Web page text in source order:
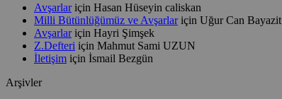
Avşarlariçin Hasan Hüseyin caliskan
Milli Bütünlüğümüz ve Avşarlariçin Uğur Can Bayazit
Avşarlariçin Hayri Şimşek
Z.Defteri için Mahmut Sami UZUN
İletişim için İsmail Bezgün
Arşivler